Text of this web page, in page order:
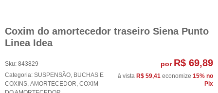
Coxim do amortecedor traseiro Siena Punto
Linea Idea
Sku: 843829
Categoria: SUSPENSÃO, BUCHAS E
COXINS, AMORTECEDOR, COXIM
por R$ 69,89
à vista R$ 59,41 economize 15% no
Pix